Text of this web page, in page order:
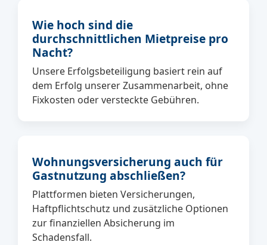
Wie hoch sind die
durchschnittlichen Mietpreise pro
Nacht?
Unsere Erfolgsbeteiligung basiert rein auf
dem Erfolg unserer Zusammenarbeit, ohne
Fixkosten oder versteckte Gebühren.
Wohnungsversicherung auch für
Gastnutzung abschließen?
Plattformen bieten Versicherungen,
Haftpflichtschutz und zusätzliche Optionen
zur finanziellen Absicherung im
Schadensfall.